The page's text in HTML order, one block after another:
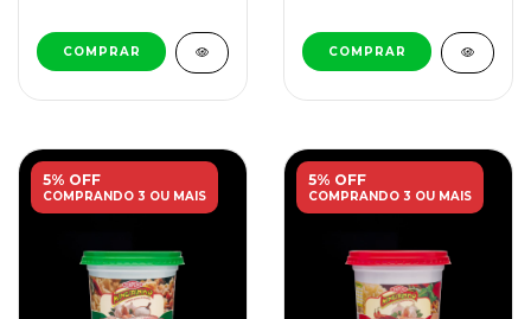
5% OFF
COMPRANDO 3 OU MAIS
5% OFF
COMPRANDO 3 OU MAIS